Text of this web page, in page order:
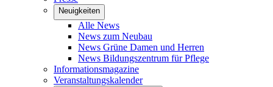
Neuigkeiten
Alle News
News zum Neubau
News Grüne Damen und Herren
News Bildungszentrum für Pflege
Informationsmagazine
Veranstaltungskalender